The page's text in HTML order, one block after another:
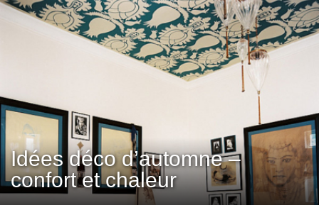
Idées déco d’automne –
confort et chaleur